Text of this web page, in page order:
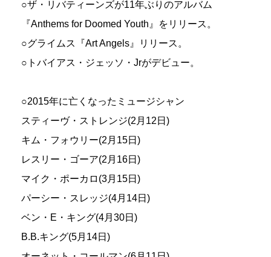
○ザ・リバティーンズが11年ぶりのアルバム
『Anthems for Doomed Youth』をリリース。
○グライムス『Art Angels』リリース。
○トバイアス・ジェッソ・Jrがデビュー。
○2015年に亡くなったミュージシャン
スティーヴ・ストレンジ(2月12日)
キム・フォウリー(2月15日)
レスリー・ゴーア(2月16日)
マイク・ポーカロ (3月15日)
パーシー・スレッジ(4月14日)
ベン・E・キング(4月30日)
B.B.キング(5月14日)